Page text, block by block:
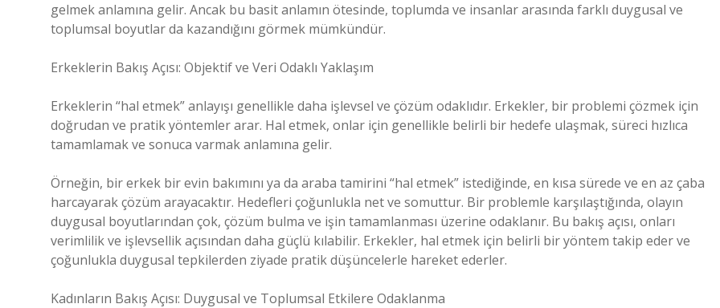
gelmek anlamına gelir. Ancak bu basit anlamın ötesinde, toplumda ve insanlar arasında farklı duygusal ve
toplumsal boyutlar da kazandığını görmek mümkündür.
Erkeklerin Bakış Açısı: Objektif ve Veri Odaklı Yaklaşım
Erkeklerin “hal etmek” anlayışı genellikle daha işlevsel ve çözüm odaklıdır. Erkekler, bir problemi çözmek için
doğrudan ve pratik yöntemler arar. Hal etmek, onlar için genellikle belirli bir hedefe ulaşmak, süreci hızlıca
tamamlamak ve sonuca varmak anlamına gelir.
Örneğin, bir erkek bir evin bakımını ya da araba tamirini “hal etmek” istediğinde, en kısa sürede ve en az çaba
harcayarak çözüm arayacaktır. Hedefleri çoğunlukla net ve somuttur. Bir problemle karşılaştığında, olayın
duygusal boyutlarından çok, çözüm bulma ve işin tamamlanması üzerine odaklanır. Bu bakış açısı, onları
verimlilik ve işlevsellik açısından daha güçlü kılabilir. Erkekler, hal etmek için belirli bir yöntem takip eder ve
çoğunlukla duygusal tepkilerden ziyade pratik düşüncelerle hareket ederler.
Kadınların Bakış Açısı: Duygusal ve Toplumsal Etkilere Odaklanma